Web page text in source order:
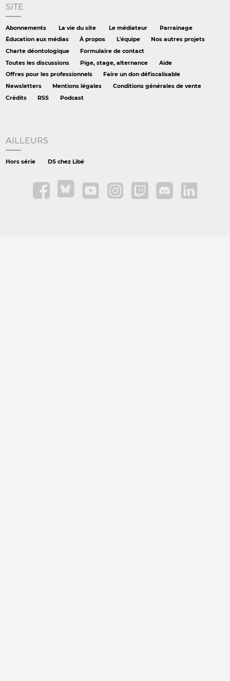
SITE
Abonnements La vie du site Le médiateur
Parrainage
Éducation aux médias
À propos L'équipe
Nos autres projets
Charte déontologique
Formulaire de contact
Toutes les discussions
Pige, stage, alternance
Aide
Offres pour les professionnels
Faire un don défiscalisable
Newsletters
Mentions légales
Conditions générales de vente
Crédits
RSS Podcast
AILLEURS
Hors série DS chez Libé